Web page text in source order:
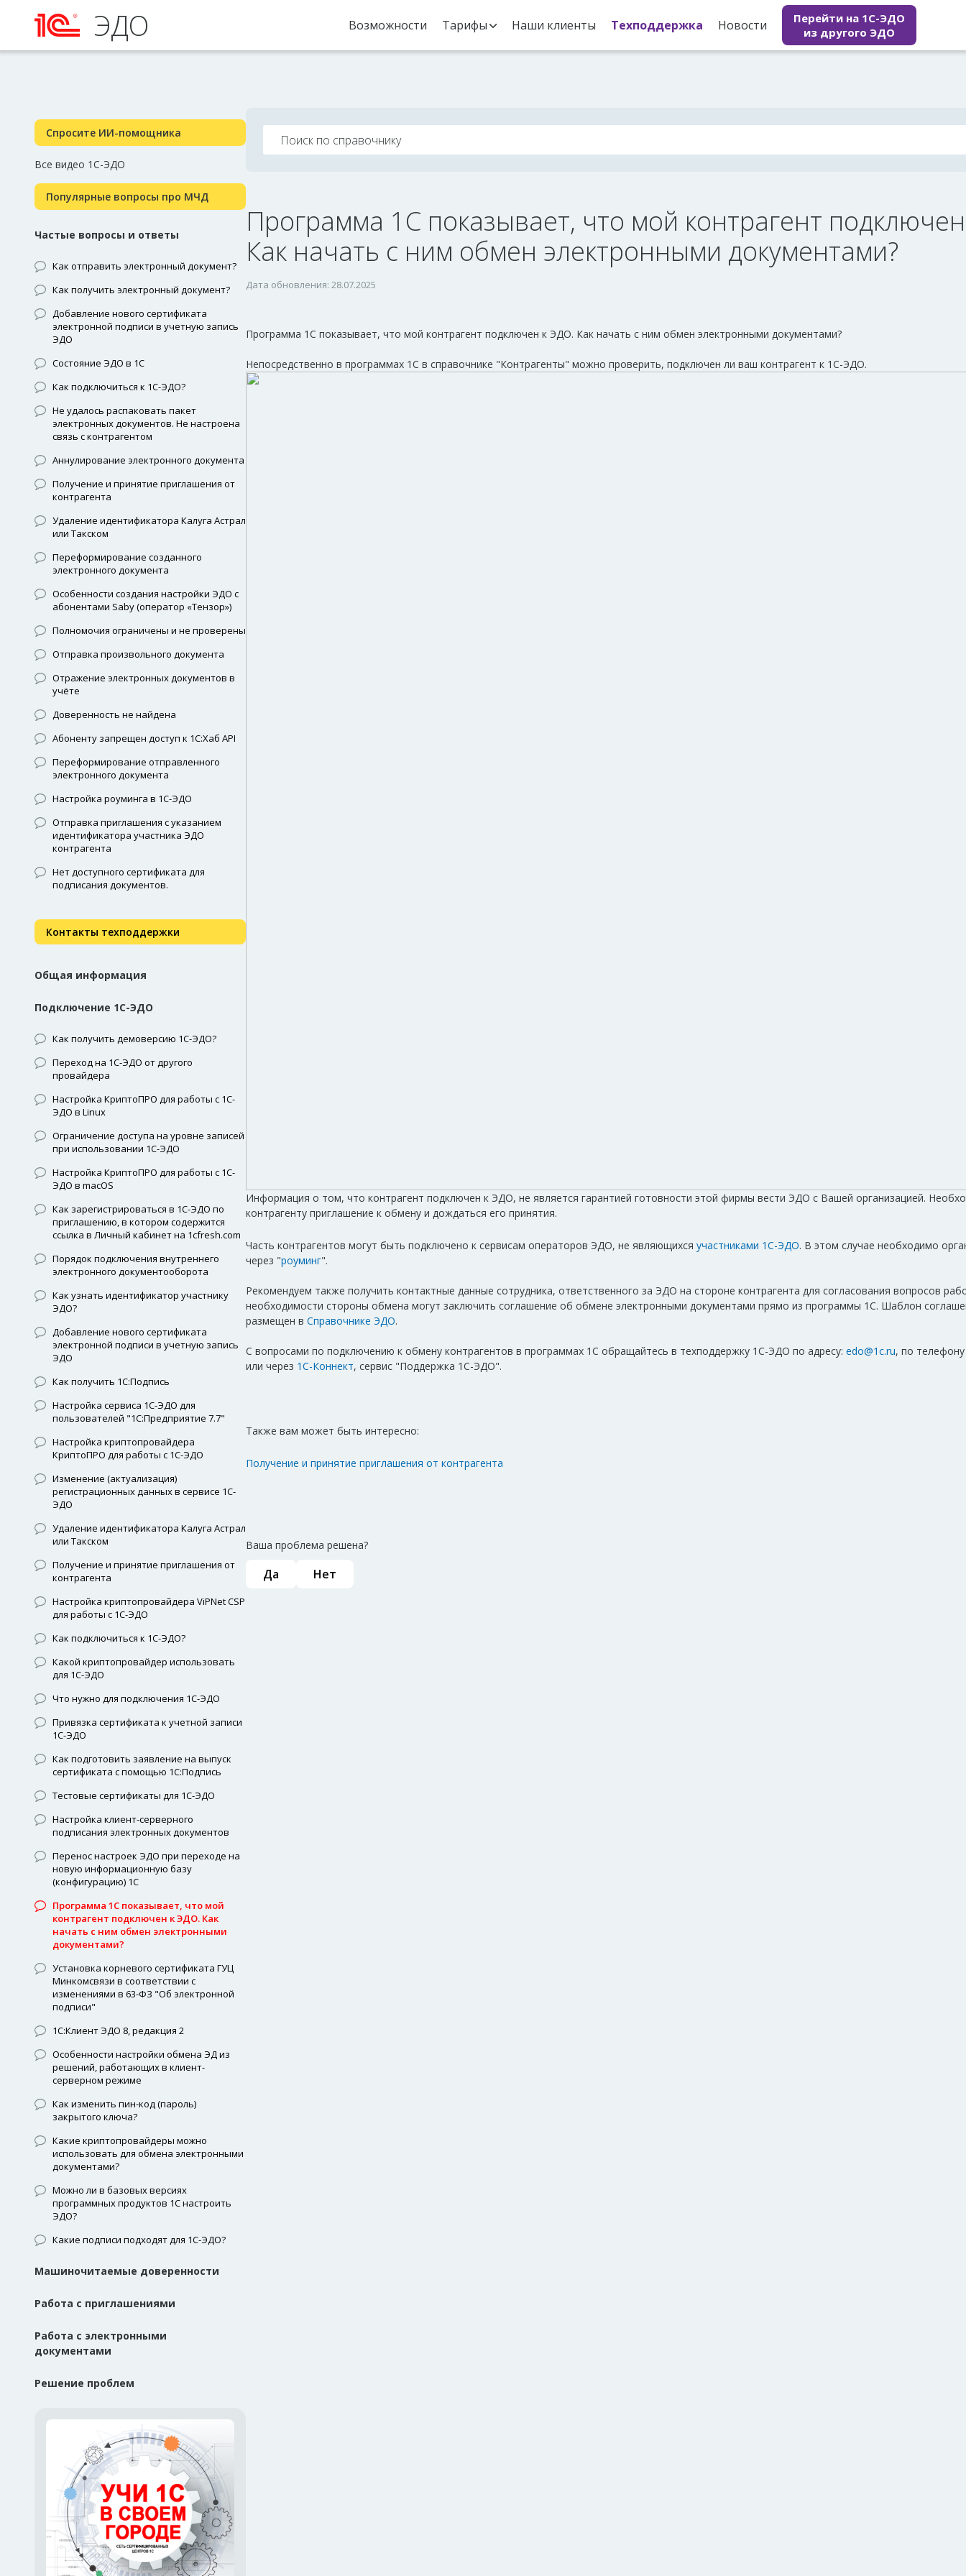
ЭДО Возможности Тарифы Наши клиенты Техподдержка Новости
Перейти на 1С-ЭДО
из другого ЭДО
Спросите ИИ-помощника
Все видео 1С-ЭДО
Популярные вопросы про МЧД
Частые вопросы и ответы
Как отправить электронный документ?
Как получить электронный документ?
Добавление нового сертификата
электронной подписи в учетную запись
ЭДО
Состояние ЭДО в 1С
Как подключиться к 1С-ЭДО?
Не удалось распаковать пакет
электронных документов. Не настроена
связь с контрагентом
Аннулирование электронного документа
Получение и принятие приглашения от
контрагента
Удаление идентификатора Калуга Астрал
или Такском
Переформирование созданного
электронного документа
Особенности создания настройки ЭДО с
абонентами Saby (оператор «Тензор»)
Полномочия ограничены и не проверены
Отправка произвольного документа
Отражение электронных документов в
учёте
Доверенность не найдена
Абоненту запрещен доступ к 1С:Хаб API
Переформирование отправленного
электронного документа
Настройка роуминга в 1С-ЭДО
Отправка приглашения с указанием
идентификатора участника ЭДО
контрагента
Нет доступного сертификата для
подписания документов.
Контакты техподдержки
Общая информация
Подключение 1С-ЭДО
Как получить демоверсию 1С-ЭДО?
Переход на 1С-ЭДО от другого
провайдера
Настройка КриптоПРО для работы с 1С-
ЭДО в Linux
Ограничение доступа на уровне записей
при использовании 1С-ЭДО
Настройка КриптоПРО для работы с 1С-
ЭДО в macOS
Как зарегистрироваться в 1С-ЭДО по
приглашению, в котором содержится
ссылка в Личный кабинет на 1cfresh.com
Порядок подключения внутреннего
электронного документооборота
Как узнать идентификатор участнику
ЭДО?
Добавление нового сертификата
электронной подписи в учетную запись
ЭДО
Как получить 1С:Подпись
Настройка сервиса 1С-ЭДО для
пользователей "1С:Предприятие 7.7"
Настройка криптопровайдера
КриптоПРО для работы с 1С-ЭДО
Изменение (актуализация)
регистрационных данных в сервисе 1С-
ЭДО
Удаление идентификатора Калуга Астрал
или Такском
Получение и принятие приглашения от
контрагента
Настройка криптопровайдера ViPNet CSP
для работы с 1С-ЭДО
Как подключиться к 1С-ЭДО?
Какой криптопровайдер использовать
для 1С-ЭДО
Что нужно для подключения 1С-ЭДО
Привязка сертификата к учетной записи
1С-ЭДО
Как подготовить заявление на выпуск
сертификата с помощью 1С:Подпись
Тестовые сертификаты для 1С-ЭДО
Настройка клиент-серверного
подписания электронных документов
Перенос настроек ЭДО при переходе на
новую информационную базу
(конфигурацию) 1С
Программа 1С показывает, что мой
контрагент подключен к ЭДО. Как
начать с ним обмен электронными
документами?
Установка корневого сертификата ГУЦ
Минкомсвязи в соответствии с
изменениями в 63-ФЗ "Об электронной
подписи"
1С:Клиент ЭДО 8, редакция 2
Особенности настройки обмена ЭД из
решений, работающих в клиент-
серверном режиме
Как изменить пин-код (пароль)
закрытого ключа?
Какие криптопровайдеры можно
использовать для обмена электронными
документами?
Можно ли в базовых версиях
программных продуктов 1С настроить
ЭДО?
Какие подписи подходят для 1С-ЭДО?
Машиночитаемые доверенности
Работа с приглашениями
Работа с электронными
документами
Решение проблем
Программа 1С показывает, что мой контрагент
Как начать с ним обмен электронными документами?
Дата обновления: 28.07.2025
Программа 1С показывает, что мой контрагент подключен к ЭДО. Как начать с ним обмен электронными документами?
Непосредственно в программах 1С в справочнике "Контрагенты" можно проверить, подключен ли ваш контрагент к 1С-ЭДО.
Информация о том, что контрагент подключен к ЭДО, не является гарантией готовности этой фирмы вести ЭДО с Вашей организацией.
контрагенту приглашение к обмену и дождаться его принятия.
Часть контрагентов могут быть подключено к сервисам операторов ЭДО, не являющихся участниками 1С-ЭДО. В этом случае необходимо
через "роуминг".
Рекомендуем также получить контактные данные сотрудника, ответственного за ЭДО на стороне контрагента для согласования вопросов
необходимости стороны обмена могут заключить соглашение об обмене электронными документами прямо из программы 1С. Шаблон
размещен в Справочнике ЭДО.
С вопросами по подключению к обмену контрагентов в программах 1С обращайтесь в техподдержку 1С-ЭДО по адресу: edo@1c.ru, по
или через 1С-Коннект, сервис "Поддержка 1С-ЭДО".
Также вам может быть интересно:
Получение и принятие приглашения от контрагента
Ваша проблема решена?
Да Нет